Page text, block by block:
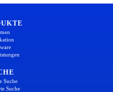
Suche
Suche